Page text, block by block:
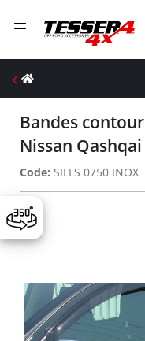
Bandes
Nissan
Code: SILLS 0750 INOX